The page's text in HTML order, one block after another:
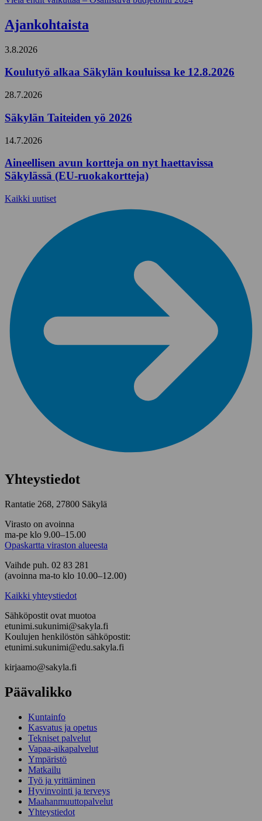
selaus
Ajankohtaista
3.8.2026
Koulutyö alkaa Säkylän kouluissa ke 12.8.2026
28.7.2026
Säkylän Taiteiden yö 2026
14.7.2026
Aineellisen avun kortteja on nyt haettavissa
Säkylässä (EU-ruokakortteja)
Kaikki uutiset
Yhteystiedot
Rantatie 268, 27800 Säkylä
Virasto on avoinna
ma-pe klo 9.00–15.00
Opaskartta viraston alueesta
Vaihde puh. 02 83 281
(avoinna ma-to klo 10.00–12.00)
Kaikki yhteystiedot
Sähköpostit ovat muotoa
etunimi.sukunimi@sakyla.fi
Koulujen henkilöstön sähköpostit:
etunimi.sukunimi@edu.sakyla.fi
kirjaamo@sakyla.fi
Päävalikko
Kunta­info
Kasvatus ja opetus
Tekniset palvelut
Vapaa-aika­palvelut
Ympä­ristö
Mat­kailu
Työ ja yrittä­minen
Hyvinvointi ja terveys
Maahanmuuttopalvelut
Yhteystiedot